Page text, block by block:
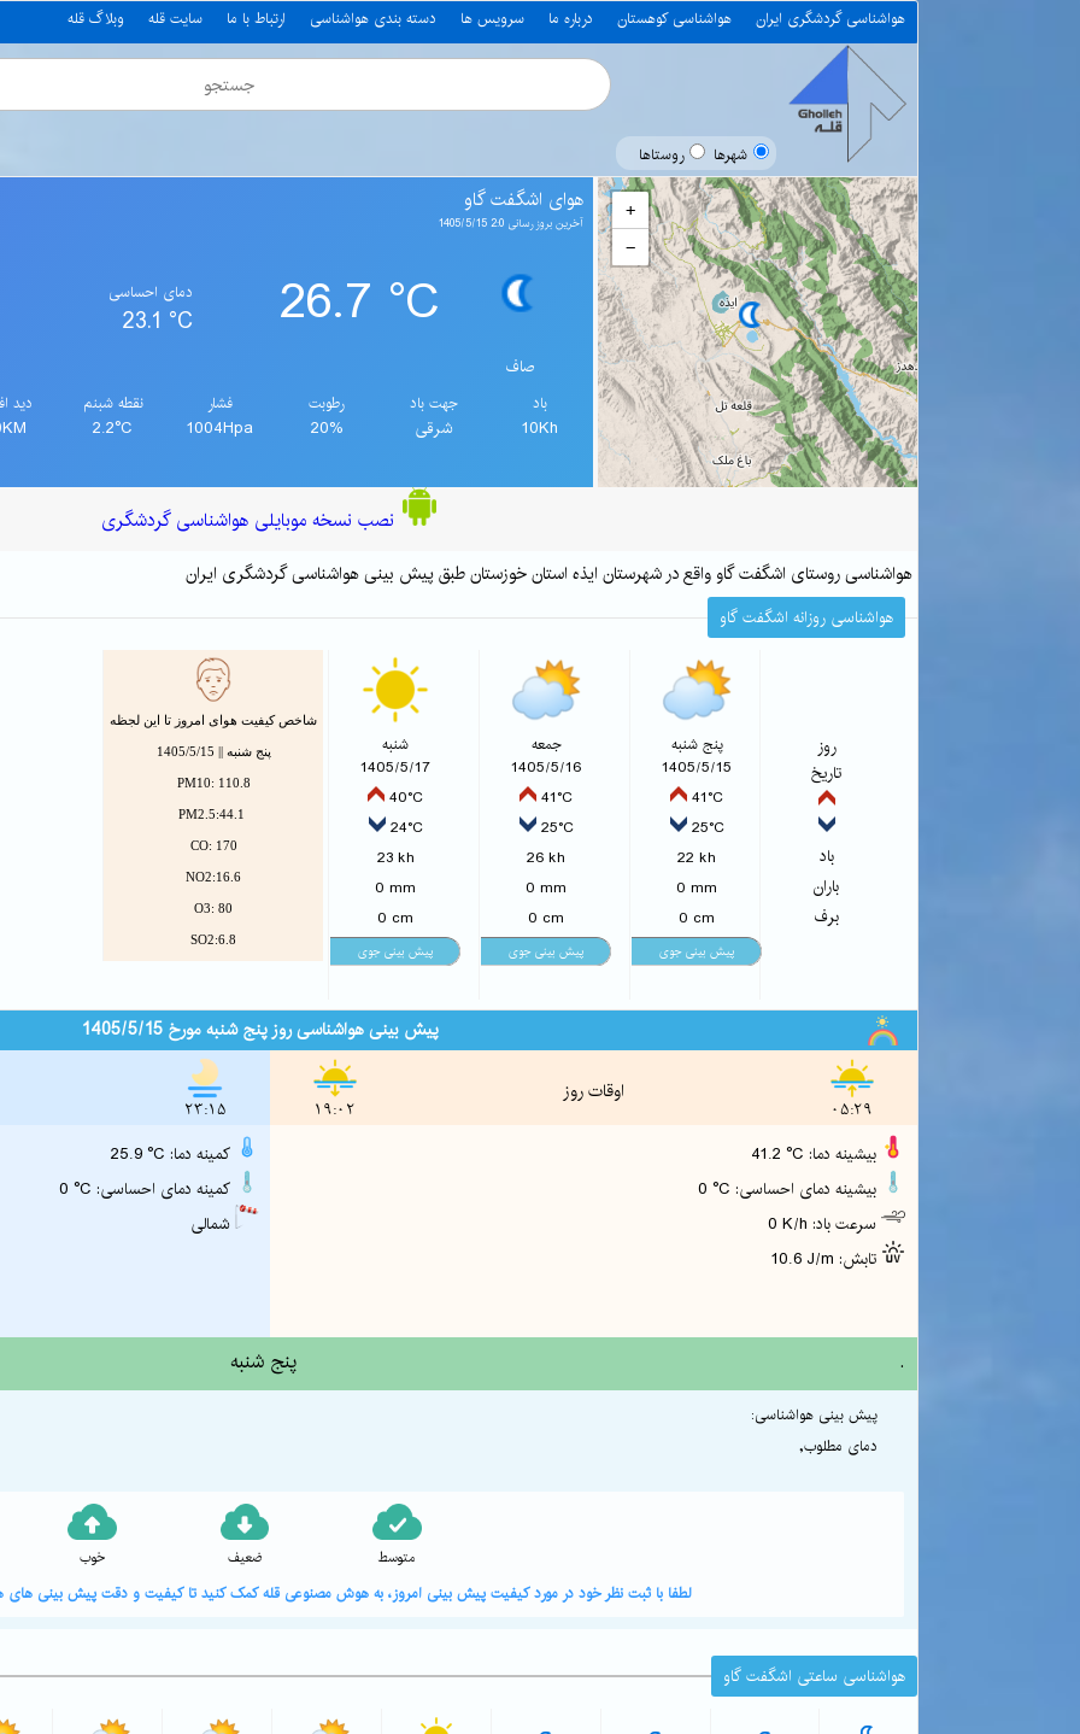
هواشناسی گردشگری ایران هواشناسی کوهستان درباره ما سرویس ها دسته بندی هواشناسی ارتباط با ما سایت قله وبلاگ قله
شهرها روستاها
+
−
هوای اشگفت گاو
آخرین بروز رسانی 2:0 1405/5/15
صاف
26.7 °C دمای احساسی
23.1 °C
باد
10Kh
جهت باد
شرقی
رطوبت
20%
فشار
1004Hpa
نقطه شبنم
2.2°C
دید
نصب نسخه موبایلی هواشناسی گردشگری
هواشناسی روستای اشگفت گاو واقع در شهرستان ایذه استان خوزستان طبق پیش بینی هواشناسی گردشگری ایران
هواشناسی روزانه اشگفت گاو
روز
تاریخ
باد
باران
برف
پنج شنبه
1405/5/15
41°C
25°C
22 kh
0 mm
0 cm
جمعه
1405/5/16
41°C
25°C
26 kh
0 mm
0 cm
شنبه
1405/5/17
40°C
24°C
23 kh
0 mm
0 cm
شاخص کیفیت هوای امروز تا این لجظه
پنج شنبه || 1405/5/15
PM10: 110.8
PM2.5:44.1
CO: 170
NO2:16.6
O3: 80
SO2:6.8
پیش بینی هواشناسی روز پنج شنبه مورخ 1405/5/15
23:15
25.9 °C :کمینه دما
0 °C :کمینه دمای احساسی
شمالی
19:02
اوقات روز
05:29
0 K/h :سرعت باد
پنج شنبه .
پیش بینی هواشناسی:
دمای مطلوب,
خوب ضعیف متوسط
لطفا با ثبت نظر خود در مورد کیفیت پیش بینی امروز، به هوش مصنوعی قله کمک کنید تا کیفیت و دقت پیش بینی های
هواشناسی ساعتی اشگفت گاو